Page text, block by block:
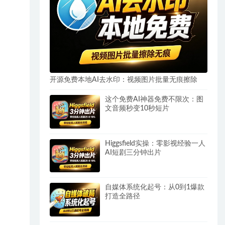
开源免费本地AI去水印：视频图片批量无痕擦除
这个免费AI神器免费不限次：图
文音频秒变10秒短片
Higgsfield实操：零影视经验一人
AI短剧三分钟出片
自媒体系统化起号：从0到1爆款
打造全路径